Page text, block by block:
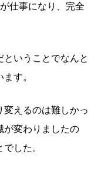
仕事になり、完全
いうことでなんと
す。
変えるのは難しかっ
が変わりましたの
した。